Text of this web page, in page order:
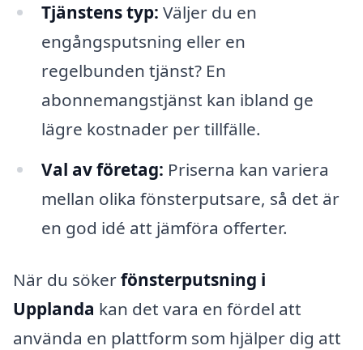
Tjänstens typ: Väljer du en
engångsputsning eller en
regelbunden tjänst? En
abonnemangstjänst kan ibland ge
lägre kostnader per tillfälle.
Val av företag: Priserna kan variera
mellan olika fönsterputsare, så det är
en god idé att jämföra offerter.
När du sökerfönsterputsning i
Upplanda kan det vara en fördel att
använda en plattform som hjälper dig att